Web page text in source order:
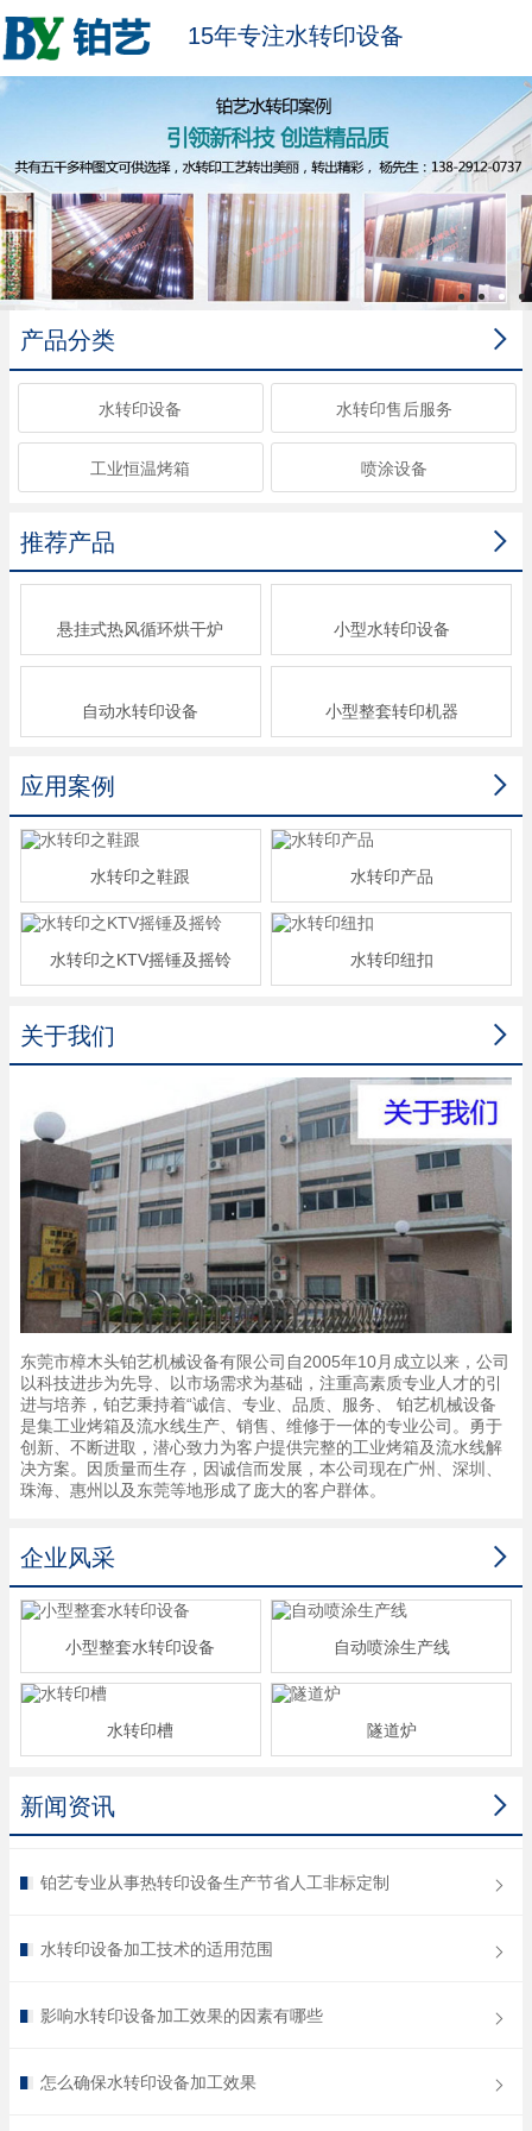
15年专注水转印设备

产品分类
水转印设备 水转印售后服务
工业恒温烤箱 喷涂设备

推荐产品
悬挂式热风循环烘干炉 小型水转印设备
自动水转印设备 小型整套转印机器

应用案例
水转印之鞋跟 水转印产品
水转印之KTV摇锤及摇铃 水转印纽扣

关于我们
东莞市樟木头铂艺机械设备有限公司自2005年10月成立以来，公司
以科技进步为先导、以市场需求为基础，注重高素质专业人才的引
进与培养，铂艺秉持着“诚信、专业、品质、服务、 铂艺机械设备
是集工业烤箱及流水线生产、销售、维修于一体的专业公司。勇于
创新、不断进取，潜心致力为客户提供完整的工业烤箱及流水线解
决方案。因质量而生存，因诚信而发展，本公司现在广州、深圳、
珠海、惠州以及东莞等地形成了庞大的客户群体。

企业风采
小型整套水转印设备 自动喷涂生产线
水转印槽 隧道炉

新闻资讯
铂艺专业从事热转印设备生产节省人工非标定制
水转印设备加工技术的适用范围
影响水转印设备加工效果的因素有哪些
怎么确保水转印设备加工效果